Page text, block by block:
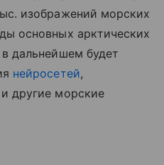
изображений морских
основных арктических
дальнейшем будет
нейросетей,
другие морские